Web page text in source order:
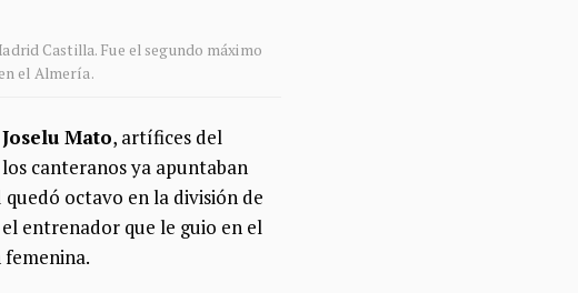
Castilla. Fue el segundo máximo
el Almería.
Mato, artífices del
canteranos ya apuntaban
octavo en la división de
entrenador que le guio en el
femenina.